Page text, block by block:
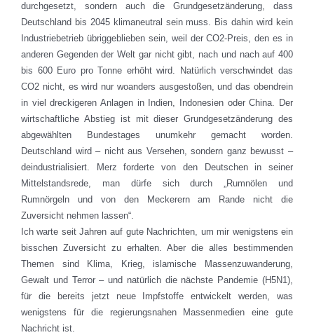
durchgesetzt, sondern auch die Grundgesetzänderung, dass
Deutschland bis 2045 klimaneutral sein muss. Bis dahin wird kein
Industriebetrieb übriggeblieben sein, weil der CO2-Preis, den es in
anderen Gegenden der Welt gar nicht gibt, nach und nach auf 400
bis 600 Euro pro Tonne erhöht wird. Natürlich verschwindet das
CO2 nicht, es wird nur woanders ausgestoßen, und das obendrein
in viel dreckigeren Anlagen in Indien, Indonesien oder China. Der
wirtschaftliche Abstieg ist mit dieser Grundgesetzänderung des
abgewählten Bundestages unumkehr gemacht worden.
Deutschland wird – nicht aus Versehen, sondern ganz bewusst –
deindustrialisiert. Merz forderte von den Deutschen in seiner
Mittelstandsrede, man dürfe sich durch „Rumnölen und
Rumnörgeln und von den Meckerern am Rande nicht die
Zuversicht nehmen lassen“.
Ich warte seit Jahren auf gute Nachrichten, um mir wenigstens ein
bisschen Zuversicht zu erhalten. Aber die alles bestimmenden
Themen sind Klima, Krieg, islamische Massenzuwanderung,
Gewalt und Terror – und natürlich die nächste Pandemie (H5N1),
für die bereits jetzt neue Impfstoffe entwickelt werden, was
wenigstens für die regierungsnahen Massenmedien eine gute
Nachricht ist.